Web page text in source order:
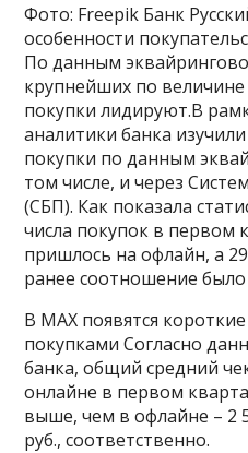
Фото: Freepik Банк
особенности
По данным
крупнейших по
покупки лидируют.В
аналитики банка
покупки по данным
том числе, и через
(СБП). Как показала
числа покупок в первом
пришлось на офлайн, а
ранее соотношение
В MAX появятся
покупками Согласно
банка, общий средний
онлайне в первом
выше, чем в офлайне – 2
руб., соответственно.